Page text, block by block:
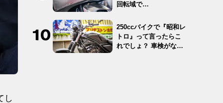
し
回転域で…
250ccバイクで『昭和レ
トロ』って言ったらこ
れでしょ？ 車検がな